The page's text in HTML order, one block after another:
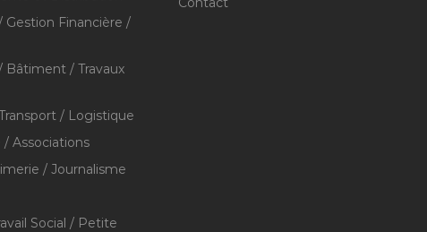
Gestion Financière /
Bâtiment / Travaux
/ Logistique
Associations
/ Journalisme
Social / Petite